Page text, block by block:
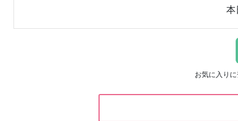
本
お気に入り